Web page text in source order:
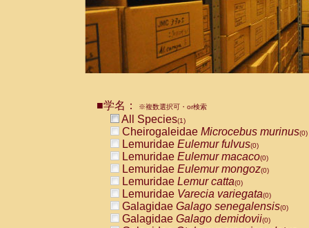
■学名： ※複数選択可・or検索
All Species(1)
Cheirogaleidae Microcebus murinus(0)
Lemuridae Eulemur fulvus(0)
Lemuridae Eulemur macaco(0)
Lemuridae Eulemur mongoz(0)
Lemuridae Lemur catta(0)
Lemuridae Varecia variegata(0)
Galagidae Galago senegalensis(0)
Galagidae Galago demidovii(0)